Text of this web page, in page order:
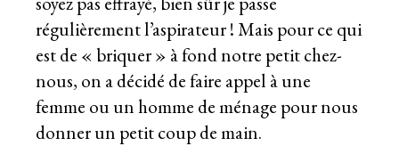
régulièrement l’aspirateur ! Mais pour ce qui
est de « briquer » à fond notre petit chez-
nous, on a décidé de faire appel à une
femme ou un homme de ménage pour nous
donner un petit coup de main.